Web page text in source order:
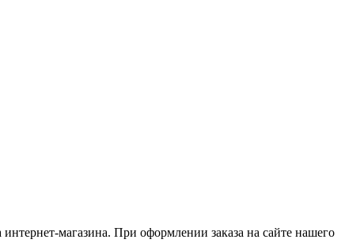
магазина. При оформлении заказа на сайте нашего